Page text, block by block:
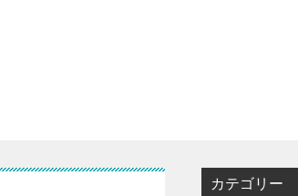
カテゴリー